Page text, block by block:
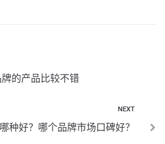
的产品比较不错
NEXT
种好？哪个品牌市场口碑好？